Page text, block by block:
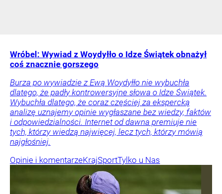
Wróbel: Wywiad z Woydyłło o Idze Świątek obnażył
coś znacznie gorszego
Burza po wywiadzie z Ewą Woydyłło nie wybuchła
dlatego, że padły kontrowersyjne słowa o Idze Świątek.
Wybuchła dlatego, że coraz częściej za ekspercką
analizę uznajemy opinie wygłaszane bez wiedzy, faktów
i odpowiedzialności. Internet od dawna premiuje nie
tych, którzy wiedzą najwięcej, lecz tych, którzy mówią
najgłośniej.
Opinie i komentarzeKrajSportTylko u Nas